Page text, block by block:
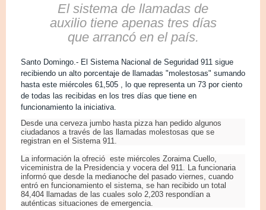
El sistema de llamadas de
auxilio tiene apenas tres días
que arrancó en el país.
Santo Domingo.- El Sistema Nacional de Seguridad 911 sigue
recibiendo un alto porcentaje de llamadas "molestosas" sumando
hasta este miércoles 61,505 , lo que representa un 73 por ciento
de todas las recibidas en los tres días que tiene en
funcionamiento la iniciativa.
Desde una cerveza jumbo hasta pizza han pedido algunos
ciudadanos a través de las llamadas molestosas que se
registran en el Sistema 911.
La información la ofreció este miércoles Zoraima Cuello,
viceministra de la Presidencia y vocera del 911. La funcionaria
informó que desde la medianoche del pasado viernes, cuando
entró en funcionamiento el sistema, se han recibido un total
84,404 llamadas de las cuales solo 2,203 respondían a
auténticas situaciones de emergencia.